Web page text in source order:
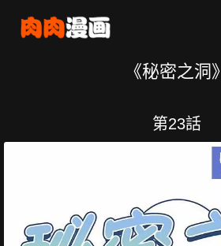
《秘密之洞》
第23話